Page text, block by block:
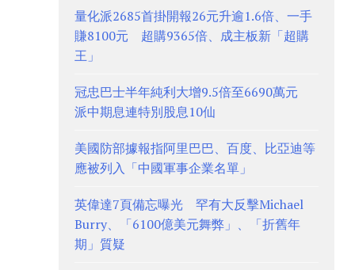
量化派2685首掛開報26元升逾1.6倍、一手
賺8100元 超購9365倍、成主板新「超購
王」
冠忠巴士半年純利大增9.5倍至6690萬元
派中期息連特別股息10仙
美國防部據報指阿里巴巴、百度、比亞迪等
應被列入「中國軍事企業名單」
英偉達7頁備忘曝光 罕有大反擊Michael
Burry、「6100億美元舞弊」、「折舊年
期」質疑